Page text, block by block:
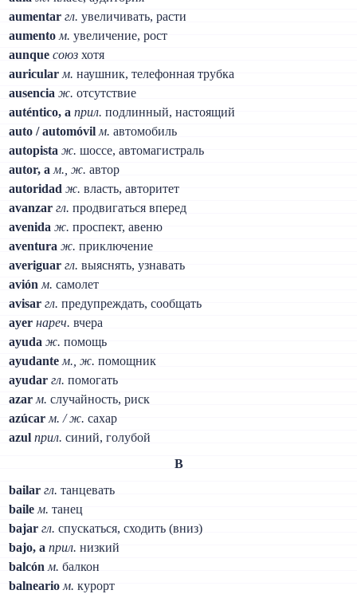
aumentar гл. увеличивать, расти
aumento м. увеличение, рост
aunque союз хотя
auricular м. наушник, телефонная трубка
ausencia ж. отсутствие
auténtico, a прил. подлинный, настоящий
auto / automóvil м. автомобиль
autopista ж. шоссе, автомагистраль
autor, a м., ж. автор
autoridad ж. власть, авторитет
avanzar гл. продвигаться вперед
avenida ж. проспект, авеню
aventura ж. приключение
averiguar гл. выяснять, узнавать
avión м. самолет
avisar гл. предупреждать, сообщать
ayer нареч. вчера
ayuda ж. помощь
ayudante м., ж. помощник
ayudar гл. помогать
azar м. случайность, риск
azúcar м. / ж. сахар
azul прил. синий, голубой
B
bailar гл. танцевать
baile м. танец
bajar гл. спускаться, сходить (вниз)
bajo, a прил. низкий
balcón м. балкон
balneario м. курорт